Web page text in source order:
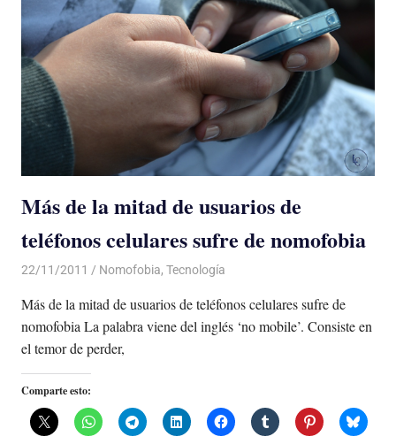
Más de la mitad de usuarios de
teléfonos celulares sufre de nomofobia
22/11/2011 Luis Castellanos
Nomofobia, Tecnología
Más de la mitad de usuarios de teléfonos celulares sufre de
nomofobia La palabra viene del inglés ‘no mobile’. Consiste en
el temor de perder,
Comparte esto: